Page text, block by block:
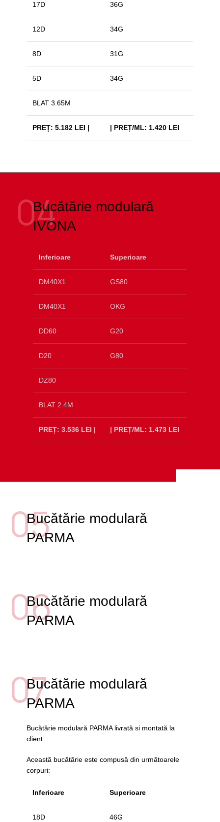
17D 36G
12D 34G
8D 31G
5D 34G
BLAT 3.65M
PREȚ: 5.182 LEI | | PREȚ/ML: 1.420 LEI
04
Bucătărie modulară
IVONA
Inferioare Superioare
DM40X1 GS80
DM40X1 OKG
DD60 G20
D20 G80
DZ80
BLAT 2.4M
PREȚ: 3.536 LEI | | PREȚ/ML: 1.473 LEI
05
Bucătărie modulară
PARMA
06
Bucătărie modulară
PARMA
07
Bucătărie modulară
PARMA
Bucătărie modulară PARMA livrată si montată la
client.
Această bucătărie este compusă din următoarele
corpuri:
Inferioare Superioare
18D 46G